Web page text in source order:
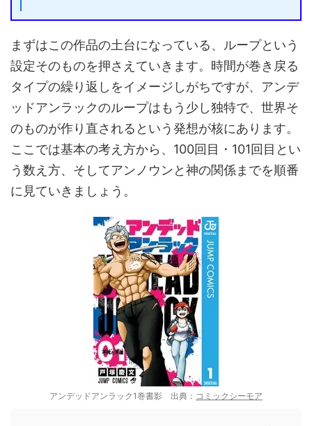
まずはこの作品の土台になっている、ループという
設定そのものを押さえていきます。時間が巻き戻る
タイプの繰り返しをイメージしがちですが、アンデ
ッドアンラックのループはもう少し独特で、世界そ
のものが作り直されるという発想が核にあります。
ここでは基本の考え方から、100回目・101回目とい
う数え方、そしてアンノウンと神の関係までを順番
に見ていきましょう。
アンデッドアンラック1巻書影 出典： コミックシーモア